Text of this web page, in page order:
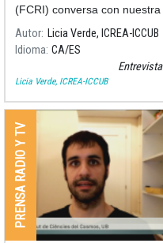
(FCRI) conversa con nuestra
cosmóloga Licia Verde
sobre la fuente de ondas
gravitacionales más potente
que se ha descubierto.
Autor Licia Verde, ICREA-ICCUB
Idioma CA ES
Entrevista
Licia Verde, ICREA-ICCUB
PRENSA RADIO Y TV